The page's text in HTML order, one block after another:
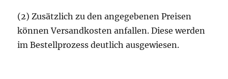
(2) Zusätzlich zu den angegebenen Preisen
können Versandkosten anfallen. Diese werden
im Bestellprozess deutlich ausgewiesen.